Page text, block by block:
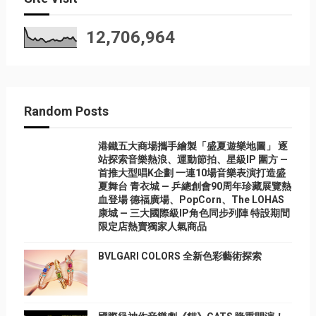
12,706,964
Random Posts
港鐵五大商場攜手繪製「盛夏遊樂地圖」 逐
站探索音樂熱浪、運動節拍、星級IP 圍方 —
首推大型唱K企劃 一連10場音樂表演打造盛
夏舞台 青衣城 — 乒總創會90周年珍藏展覽熱
血登場 德福廣場、PopCorn、The LOHAS
康城 — 三大國際級IP角色同步列陣 特設期間
限定店熱賣獨家人氣商品
BVLGARI COLORS 全新色彩藝術探索